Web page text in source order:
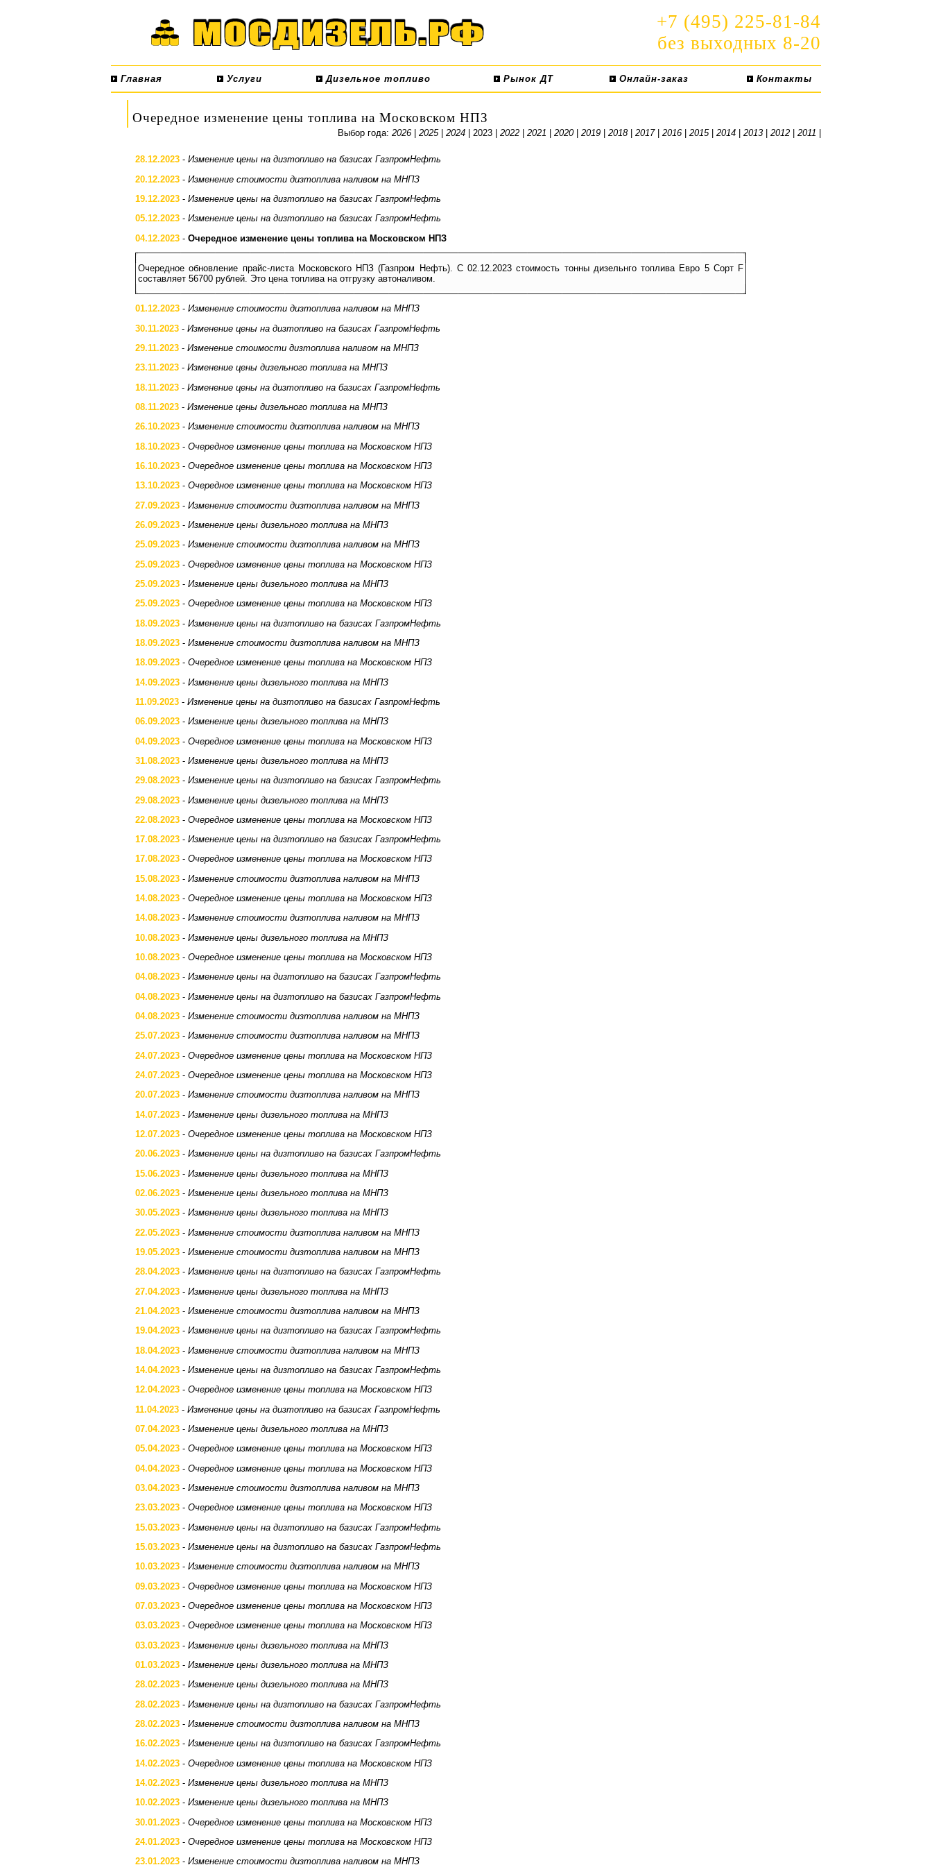
+7 (495) 225-81-84
без выходных 8-20
Главная Услуги Дизельное топливо Рынок ДТ Онлайн-заказ Контакты
Очередное изменение цены топлива на Московском НПЗ
Выбор года: 2026 2025| 2024 | 2023 | 2022 2021 2020| 2019 2018| 2017| 2016 2015| 2014 2013 2012 2011
28.12.2023 - Изменение цены на дизтопливо на базисах ГазпромНефть
20.12.2023 - Изменение стоимости дизтоплива наливом на МНПЗ
19.12.2023 - Изменение цены на дизтопливо на базисах ГазпромНефть
05.12.2023 - Изменение цены на дизтопливо на базисах ГазпромНефть
04.12.2023 - Очередное изменение цены топлива на Московском НПЗ
Очередное обновление прайс-листа Московского НПЗ (Газпром Нефть). С 02.12.2023 стоимость тонны дизельнго топлива Евро 5 Сорт F
составляет 56700 рублей. Это цена топлива на отгрузку автоналивом.
01.12.2023 - Изменение стоимости дизтоплива наливом на МНПЗ
30.11.2023 - Изменение цены на дизтопливо на базисах ГазпромНефть
29.11.2023 - Изменение стоимости дизтоплива наливом на МНПЗ
23.11.2023 - Изменение цены дизельного топлива на МНПЗ
18.11.2023 - Изменение цены на дизтопливо на базисах ГазпромНефть
08.11.2023 - Изменение цены дизельного топлива на МНПЗ
26.10.2023 - Изменение стоимости дизтоплива наливом на МНПЗ
18.10.2023 - Очередное изменение цены топлива на Московском НПЗ
16.10.2023 - Очередное изменение цены топлива на Московском НПЗ
13.10.2023 - Очередное изменение цены топлива на Московском НПЗ
27.09.2023 - Изменение стоимости дизтоплива наливом на МНПЗ
26.09.2023 - Изменение цены дизельного топлива на МНПЗ
25.09.2023 - Изменение стоимости дизтоплива наливом на МНПЗ
25.09.2023 - Очередное изменение цены топлива на Московском НПЗ
25.09.2023 - Изменение цены дизельного топлива на МНПЗ
25.09.2023 - Очередное изменение цены топлива на Московском НПЗ
18.09.2023 - Изменение цены на дизтопливо на базисах ГазпромНефть
18.09.2023 - Изменение стоимости дизтоплива наливом на МНПЗ
18.09.2023 - Очередное изменение цены топлива на Московском НПЗ
14.09.2023 - Изменение цены дизельного топлива на МНПЗ
11.09.2023 - Изменение цены на дизтопливо на базисах ГазпромНефть
06.09.2023 - Изменение цены дизельного топлива на МНПЗ
04.09.2023 - Очередное изменение цены топлива на Московском НПЗ
31.08.2023 - Изменение цены дизельного топлива на МНПЗ
29.08.2023 - Изменение цены на дизтопливо на базисах ГазпромНефть
29.08.2023 - Изменение цены дизельного топлива на МНПЗ
22.08.2023 - Очередное изменение цены топлива на Московском НПЗ
17.08.2023 - Изменение цены на дизтопливо на базисах ГазпромНефть
17.08.2023 - Очередное изменение цены топлива на Московском НПЗ
15.08.2023 - Изменение стоимости дизтоплива наливом на МНПЗ
14.08.2023 - Очередное изменение цены топлива на Московском НПЗ
14.08.2023 - Изменение стоимости дизтоплива наливом на МНПЗ
10.08.2023 - Изменение цены дизельного топлива на МНПЗ
10.08.2023 - Очередное изменение цены топлива на Московском НПЗ
04.08.2023 - Изменение цены на дизтопливо на базисах ГазпромНефть
04.08.2023 - Изменение цены на дизтопливо на базисах ГазпромНефть
04.08.2023 - Изменение стоимости дизтоплива наливом на МНПЗ
25.07.2023 - Изменение стоимости дизтоплива наливом на МНПЗ
24.07.2023 - Очередное изменение цены топлива на Московском НПЗ
24.07.2023 - Очередное изменение цены топлива на Московском НПЗ
20.07.2023 - Изменение стоимости дизтоплива наливом на МНПЗ
14.07.2023 - Изменение цены дизельного топлива на МНПЗ
12.07.2023 - Очередное изменение цены топлива на Московском НПЗ
20.06.2023 - Изменение цены на дизтопливо на базисах ГазпромНефть
15.06.2023 - Изменение цены дизельного топлива на МНПЗ
02.06.2023 - Изменение цены дизельного топлива на МНПЗ
30.05.2023 - Изменение цены дизельного топлива на МНПЗ
22.05.2023 - Изменение стоимости дизтоплива наливом на МНПЗ
19.05.2023 - Изменение стоимости дизтоплива наливом на МНПЗ
28.04.2023 - Изменение цены на дизтопливо на базисах ГазпромНефть
27.04.2023 - Изменение цены дизельного топлива на МНПЗ
21.04.2023 - Изменение стоимости дизтоплива наливом на МНПЗ
19.04.2023 - Изменение цены на дизтопливо на базисах ГазпромНефть
18.04.2023 - Изменение стоимости дизтоплива наливом на МНПЗ
14.04.2023 - Изменение цены на дизтопливо на базисах ГазпромНефть
12.04.2023 - Очередное изменение цены топлива на Московском НПЗ
11.04.2023 - Изменение цены на дизтопливо на базисах ГазпромНефть
07.04.2023 - Изменение цены дизельного топлива на МНПЗ
05.04.2023 - Очередное изменение цены топлива на Московском НПЗ
04.04.2023 - Очередное изменение цены топлива на Московском НПЗ
03.04.2023 - Изменение стоимости дизтоплива наливом на МНПЗ
23.03.2023 - Очередное изменение цены топлива на Московском НПЗ
15.03.2023 - Изменение цены на дизтопливо на базисах ГазпромНефть
15.03.2023 - Изменение цены на дизтопливо на базисах ГазпромНефть
10.03.2023 - Изменение стоимости дизтоплива наливом на МНПЗ
09.03.2023 - Очередное изменение цены топлива на Московском НПЗ
07.03.2023 - Очередное изменение цены топлива на Московском НПЗ
03.03.2023 - Очередное изменение цены топлива на Московском НПЗ
03.03.2023 - Изменение цены дизельного топлива на МНПЗ
01.03.2023 - Изменение цены дизельного топлива на МНПЗ
28.02.2023 - Изменение цены дизельного топлива на МНПЗ
28.02.2023 - Изменение цены на дизтопливо на базисах ГазпромНефть
28.02.2023 - Изменение стоимости дизтоплива наливом на МНПЗ
16.02.2023 - Изменение цены на дизтопливо на базисах ГазпромНефть
14.02.2023 - Очередное изменение цены топлива на Московском НПЗ
14.02.2023 - Изменение цены дизельного топлива на МНПЗ
10.02.2023 - Изменение цены дизельного топлива на МНПЗ
30.01.2023 - Очередное изменение цены топлива на Московском НПЗ
24.01.2023 - Очередное изменение цены топлива на Московском НПЗ
23.01.2023 - Изменение стоимости дизтоплива наливом на МНПЗ